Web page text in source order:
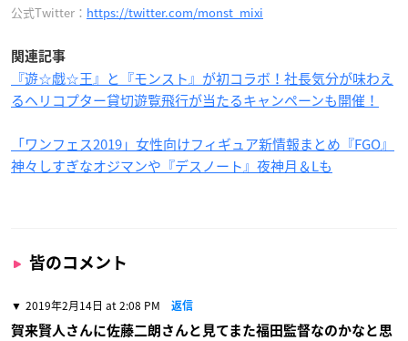
公式Twitter： https://twitter.com/monst_mixi
関連記事
『遊☆戯☆王』と『モンスト』が初コラボ！社長気分が味わえ
るヘリコプター貸切遊覧飛行が当たるキャンペーンも開催！
「ワンフェス2019」女性向けフィギュア新情報まとめ『FGO』
神々しすぎなオジマンや『デスノート』夜神月＆Lも
皆のコメント
2019年2月14日 at 2:08 PM 返信
賀来賢人さんに佐藤二朗さんと見てまた福田監督なのかなと思